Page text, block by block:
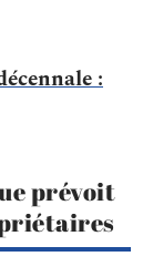
:
prévoit